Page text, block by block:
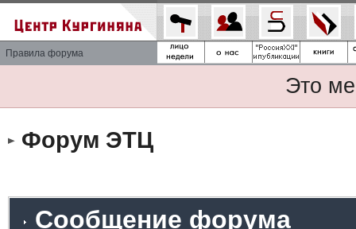
Правила форума
Это
Форум ЭТЦ
Сообщение форума